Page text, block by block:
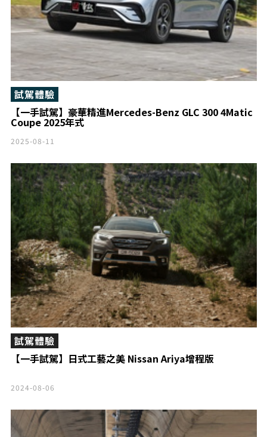
【一手試駕】豪華精進Mercedes-Benz GLC 300 4Matic
Coupe 2025年式
試駕體驗
2025-08-11
【一手試駕】日式工藝之美 Nissan Ariya增程版
試駕體驗
2024-08-06